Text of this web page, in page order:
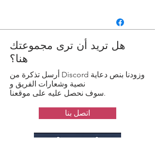
هل تريد أن ترى مجموعتك
هنا؟
أرسل تذكرة من Discord وزودنا بنص دعاية
سوف نحصل عليه على موقعنا.
اتصل بنا